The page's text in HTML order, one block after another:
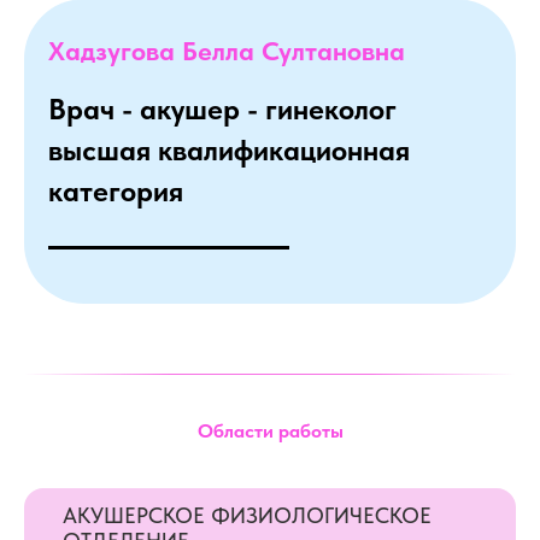
Хадзугова Белла Султановна
Врач - акушер - гинеколог
высшая квалификационная
категория
Области работы
АКУШЕРСКОЕ ФИЗИОЛОГИЧЕСКОЕ